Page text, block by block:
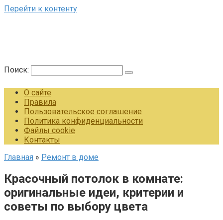
Перейти к контенту
Поиск:
О сайте
Правила
Пользовательское соглашение
Политика конфиденциальности
Файлы cookie
Контакты
Главная » Ремонт в доме
Красочный потолок в комнате:
оригинальные идеи, критерии и
советы по выбору цвета